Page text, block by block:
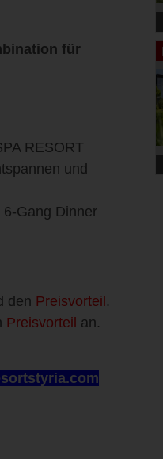
für
RESORT
und
Gang Dinner
den Preisvorteil.
Preisvorteil an.